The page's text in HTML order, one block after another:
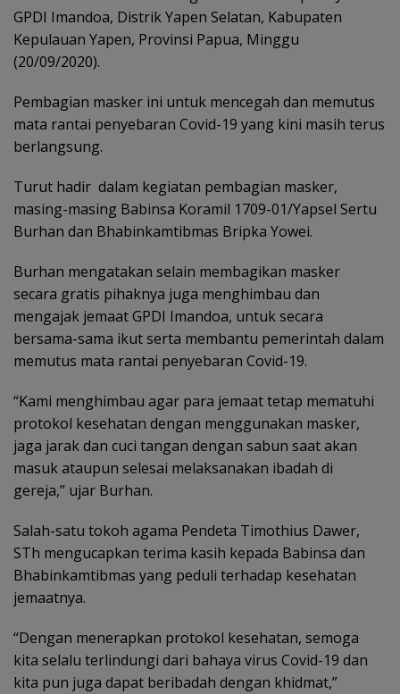
GPDI Imandoa, Distrik Yapen Selatan, Kabupaten
Kepulauan Yapen, Provinsi Papua, Minggu
(20/09/2020).
Pembagian masker ini untuk mencegah dan memutus
mata rantai penyebaran Covid-19 yang kini masih terus
berlangsung.
Turut hadir dalam kegiatan pembagian masker,
masing-masing Babinsa Koramil 1709-01/Yapsel Sertu
Burhan dan Bhabinkamtibmas Bripka Yowei.
Burhan mengatakan selain membagikan masker
secara gratis pihaknya juga menghimbau dan
mengajak jemaat GPDI Imandoa, untuk secara
bersama-sama ikut serta membantu pemerintah dalam
memutus mata rantai penyebaran Covid-19.
“Kami menghimbau agar para jemaat tetap mematuhi
protokol kesehatan dengan menggunakan masker,
jaga jarak dan cuci tangan dengan sabun saat akan
masuk ataupun selesai melaksanakan ibadah di
gereja,” ujar Burhan.
Salah-satu tokoh agama Pendeta Timothius Dawer,
STh mengucapkan terima kasih kepada Babinsa dan
Bhabinkamtibmas yang peduli terhadap kesehatan
jemaatnya.
“Dengan menerapkan protokol kesehatan, semoga
kita selalu terlindungi dari bahaya virus Covid-19 dan
kita pun juga dapat beribadah dengan khidmat,”